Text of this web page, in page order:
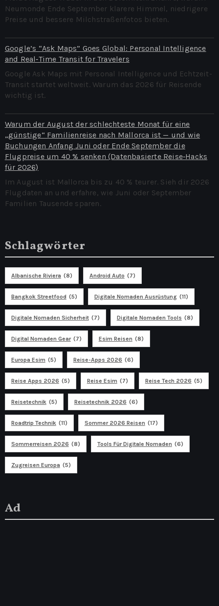
Neumonde Ende September klarere Himmel, niedrigere
Preise und bessere Milchstraßenfotos bieten.
Google’s “Ask Maps” Goes Global: Personal Intelligence
and Real‑Time Transit for Travelers
Google Ask Maps mit Personal Intelligence und Echtzeit-
Transit startet weltweit. Warum das 2026 für Reisende
wichtig ist.
Warum der August der schlechteste Monat für eine
„günstige“ Familienreise nach Mallorca ist — und wie
Buchungen Anfang Juni oder Ende September die
Flugpreise um 40 % senken (Datenbasierte Reise‑Hacks
für 2026)
Im August ist Mallorca bis zu 40 % teurer. Sieh dir 2026
Flugdaten an und erfahre, wie Juni oder September
Familien Tausende sparen.
Schlagwörter
Albanische Riviera (8) Android Auto (7)
Bangkok Streetfood (5) Digitale Nomaden Ausrüstung (11)
Digitale Nomaden Sicherheit (7) Digitale Nomaden Tools (8)
Digital Nomaden Gear (7) Esim Reisen (8)
Europa Esim (5) Reise-Apps 2026 (6)
Reise Apps 2026 (5) Reise Esim (7) Reise Tech 2026 (5)
Reisetechnik (5) Reisetechnik 2026 (6)
Roadtrip Technik (11) Sommer 2026 Reisen (17)
Sommerreisen 2026 (8) Tools Für Digitale Nomaden (6)
Zugreisen Europa (5)
Ad